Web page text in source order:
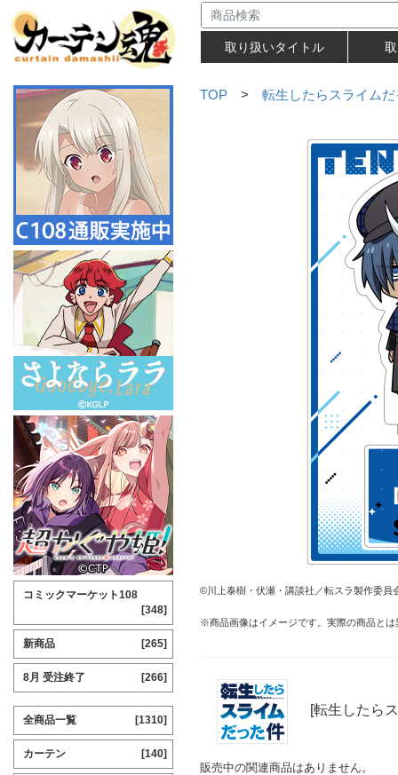
取り扱いタイトル
TOP > 転生したらスライム
©川上泰樹・伏瀬・講談社／転スラ製作委員
※商品画像はイメージです。実際の商品と
[転生したら
販売中の関連商品はありません。
コミックマーケット108
[348]
新商品 [265]
8月 受注終了 [266]
全商品一覧 [1310]
カーテン [140]